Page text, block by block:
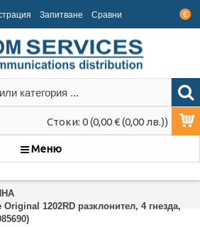
€
Запитване Срaвни
Стоки: 0 (0,00 € (0,00 лв.))
Меню
1202RD разклонител, 4 гнезда,